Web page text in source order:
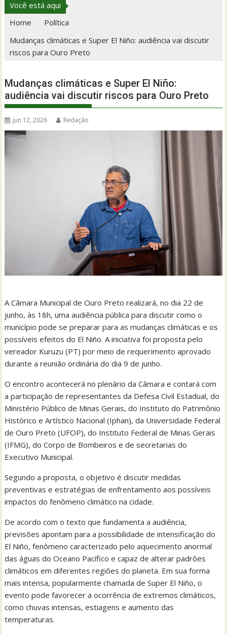
Você está aqui
Home
Política
Mudanças climáticas e Super El Niño: audiência vai discutir
riscos para Ouro Preto
Mudanças climáticas e Super El Niño:
audiência vai discutir riscos para Ouro Preto
jun 12, 2026 Redação
A Câmara Municipal de Ouro Preto realizará, no dia 22 de
junho, às 18h, uma audiência pública para discutir como o
município pode se preparar para as mudanças climáticas e os
possíveis efeitos do El Niño. A iniciativa foi proposta pelo
vereador Kuruzu (PT) por meio de requerimento aprovado
durante a reunião ordinária do dia 9 de junho.
O encontro acontecerá no plenário da Câmara e contará com
a participação de representantes da Defesa Civil Estadual, do
Ministério Público de Minas Gerais, do Instituto do Patrimônio
Histórico e Artístico Nacional (Iphan), da Universidade Federal
de Ouro Preto (UFOP), do Instituto Federal de Minas Gerais
(IFMG), do Corpo de Bombeiros e de secretarias do
Executivo Municipal.
Segundo a proposta, o objetivo é discutir medidas
preventivas e estratégias de enfrentamento aos possíveis
impactos do fenômeno climático na cidade.
De acordo com o texto que fundamenta a audiência,
previsões apontam para a possibilidade de intensificação do
El Niño, fenômeno caracterizado pelo aquecimento anormal
das águas do Oceano Pacífico e capaz de alterar padrões
climáticos em diferentes regiões do planeta. Em sua forma
mais intensa, popularmente chamada de Super El Niño, o
evento pode favorecer a ocorrência de extremos climáticos,
como chuvas intensas, estiagens e aumento das
temperaturas.